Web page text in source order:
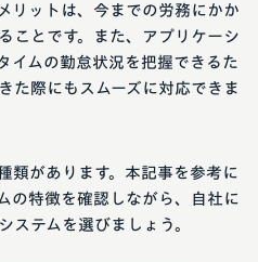
リットは、今までの労務にかか
ことです。また、アプリケーシ
イムの勤怠状況を把握できるた
た際にもスムーズに対応できま
類があります。本記事を参考に
の特徴を確認しながら、自社に
ステムを選びましょう。